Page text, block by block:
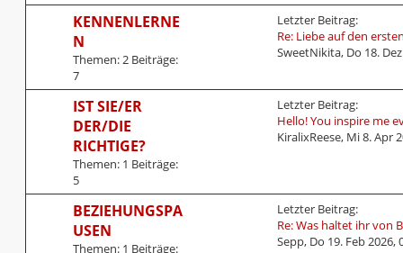
a
g
KENNENLERNE
N
Themen:2 Beiträge:
7
L
e
t
e
r
B
r
a
g
Letzter Beitrag:
Re: Liebe auf den
SweetNikita, Do 18.
IST SIE/ER
DER/DIE
RICHTIGE?
Themen: 1 Beiträge:
5
L
e
t
B
e
i
Letzter Beitrag:
Hello! You inspire me
KiralixReese, Mi 8. Apr
BEZIEHUNGSPA
USEN
Themen: 1 Beiträge:
L
e
t
Letzter Beitrag:
Re: Was haltet ihr von
Sepp, Do 19. Feb 2026,